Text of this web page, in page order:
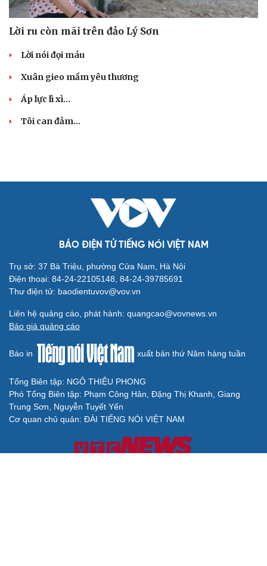
Lời ru còn mãi trên đảo Lý Sơn
Lời nói đọi máu
Xuân gieo mầm yêu thương
Áp lực lì xì...
Tôi can đảm...
BÁO ĐIỆN TỬ TIẾNG NÓI VIỆT NAM
Trụ sở: 37 Bà Triệu, phường Cửa Nam, Hà Nội
Điện thoại: 84-24-22105148, 84-24-39785691
Thư điện tử: baodientuvov@vov.vn
Liên hệ quảng cáo, phát hành: quangcao@vovnews.vn
Báo giá quảng cáo
Báo in xuất bản thứ Năm hàng tuần
Tổng Biên tập: NGÔ THIỆU PHONG
Phó Tổng Biên tập: Phạm Công Hân, Đặng Thị Khanh, Giang
Trung Sơn, Nguyễn Tuyết Yến
Cơ quan chủ quản: ĐÀI TIẾNG NÓI VIỆT NAM